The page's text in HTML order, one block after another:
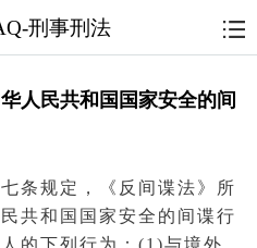
刑事刑法
人民共和国国家安全的间
条规定，《反 间谍法》所
共和国 国家安全 的间谍行
的下列行为：(1)与境外